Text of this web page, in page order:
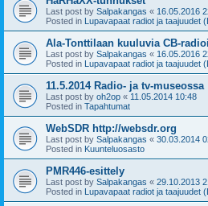
Last post by Salpakangas « 16.05.2016
Posted in Lupavapaat radiot ja taajuudet
Ala-Tonttilaan kuuluvia CB-
Last post by Salpakangas « 16.05.2016
Posted in Lupavapaat radiot ja taajuudet
11.5.2014 Radio- ja tv-museossa
Last post by oh2op « 11.05.2014 10:48
Posted in Tapahtumat
WebSDR http://websdr.org
Last post by Salpakangas « 30.03.2014
Posted in Kuunteluosasto
PMR446-esittely
Last post by Salpakangas « 29.10.2013
Posted in Lupavapaat radiot ja taajuudet